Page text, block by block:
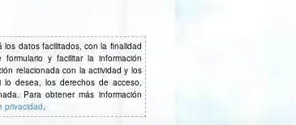
los datos facilitados, con la finalidad
y facilitar la información
relacionada con la actividad y los
lo desea, los derechos de acceso,
Para obtener más información
privacidad.